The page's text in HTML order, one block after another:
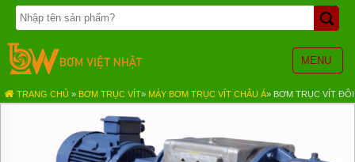
MENU
TRANG
CHỦ
BƠM
BÁNH
TRANG CHỦ » BƠM TRỤC VÍT» MÁY BƠM TRỤC VÍT CHÂU Á» BƠM TRỤC VÍT ĐÔI